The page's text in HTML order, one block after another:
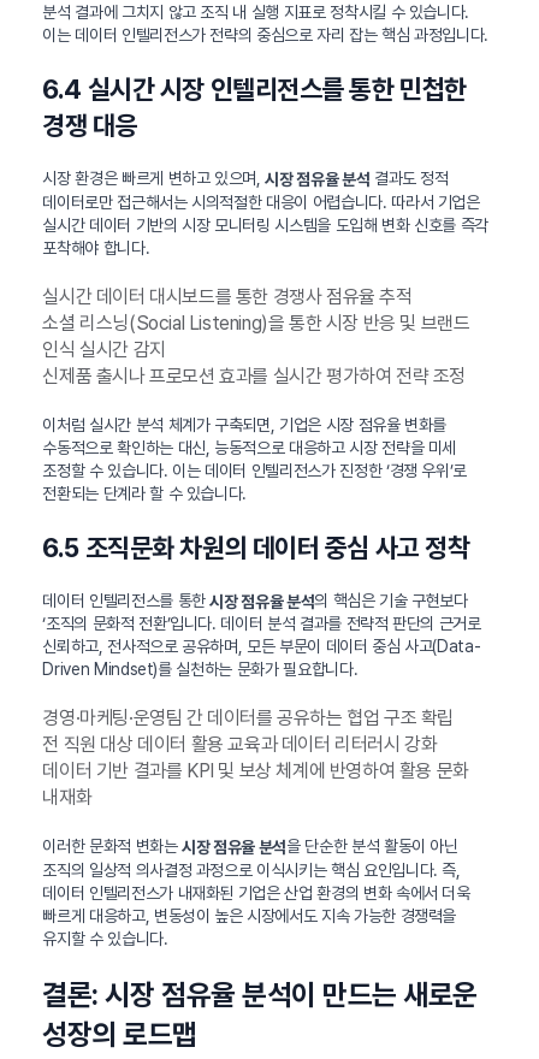
분석 결과에 그치지 않고 조직 내 실행 지표로 정착시킬 수 있습니다.
이는 데이터 인텔리전스가 전략의 중심으로 자리 잡는 핵심 과정입니다.
6.4 실시간 시장 인텔리전스를 통한 민첩한
경쟁 대응
시장 환경은 빠르게 변하고 있으며,시장 점유율 분석 결과도 정적
데이터로만 접근해서는 시의적절한 대응이 어렵습니다. 따라서 기업은
실시간 데이터 기반의 시장 모니터링 시스템을 도입해 변화 신호를 즉각
포착해야 합니다.
실시간 데이터 대시보드를 통한 경쟁사 점유율 추적
소셜 리스닝(Social Listening)을 통한 시장 반응 및 브랜드
인식 실시간 감지
신제품 출시나 프로모션 효과를 실시간 평가하여 전략 조정
이처럼 실시간 분석 체계가 구축되면, 기업은 시장 점유율 변화를
수동적으로 확인하는 대신, 능동적으로 대응하고 시장 전략을 미세
조정할 수 있습니다. 이는 데이터 인텔리전스가 진정한 ‘경쟁 우위’로
전환되는 단계라 할 수 있습니다.
6.5 조직문화 차원의 데이터 중심 사고 정착
데이터 인텔리전스를 통한시장 점유율 분석의 핵심은 기술 구현보다
‘조직의 문화적 전환’입니다. 데이터 분석 결과를 전략적 판단의 근거로
신뢰하고, 전사적으로 공유하며, 모든 부문이 데이터 중심 사고(Data-
Driven Mindset)를 실천하는 문화가 필요합니다.
경영·마케팅·운영팀 간 데이터를 공유하는 협업 구조 확립
전 직원 대상 데이터 활용 교육과 데이터 리터러시 강화
데이터 기반 결과를 KPI 및 보상 체계에 반영하여 활용 문화
내재화
이러한 문화적 변화는시장 점유율 분석을 단순한 분석 활동이 아닌
조직의 일상적 의사결정 과정으로 이식시키는 핵심 요인입니다. 즉,
데이터 인텔리전스가 내재화된 기업은 산업 환경의 변화 속에서 더욱
빠르게 대응하고, 변동성이 높은 시장에서도 지속 가능한 경쟁력을
유지할 수 있습니다.
결론: 시장 점유율 분석이 만드는 새로운
성장의 로드맵